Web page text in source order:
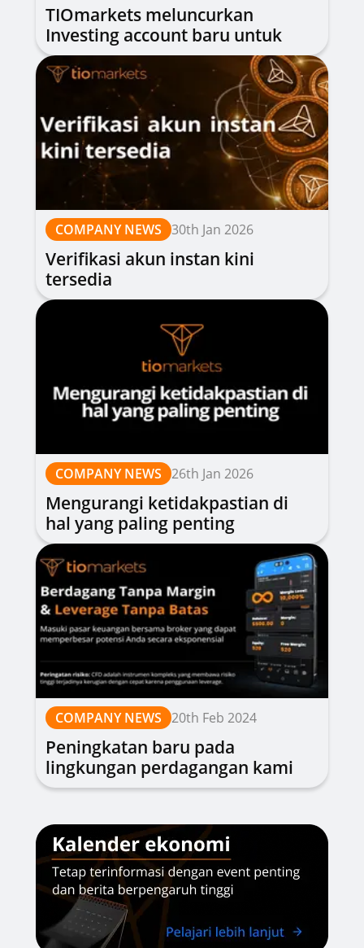
TIOmarkets meluncurkan
Investing account baru untuk
investasi jangka panjang
COMPANY NEWS 30th Jan 2026
Verifikasi akun instan kini
tersedia
COMPANY NEWS 26th Jan 2026
Mengurangi ketidakpastian di
hal yang paling penting
COMPANY NEWS 20th Feb 2024
Peningkatan baru pada
lingkungan perdagangan kami